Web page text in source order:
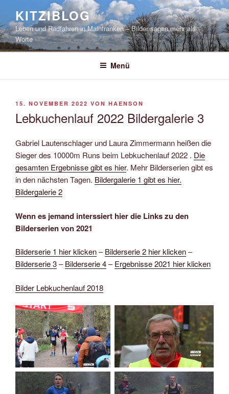
springen
KITZIBLOG
Leben und Radfahren in Mainfranken – Bilder sagen mehr als
Worte
Menü
VERÖFFENTLICHT
15. NOVEMBER 2022 VON HAENSON
Lebkuchenlauf 2022 Bildergalerie 3
Gabriel Lautenschlager und Laura Zimmermann heißen die
Sieger des 10000m Runs beim Lebkuchenlauf 2022 . Die
gesamten Ergebnisse gibt es hier. Mehr Bilderserien gibt es
in den nächsten Tagen. Bildergalerie 1 gibt es hier.
Bildergalerie 2
Wenn es jemand interssiert hier die Links zu den
Bilderserien von 2021
Bilderserie 1 hier klicken–Bilderserie 2 hier klicken–
Bilderserie 3–Bilderserie 4–Ergebnisse 2021 hier klicken
Bilder Lebkuchenlauf 2018